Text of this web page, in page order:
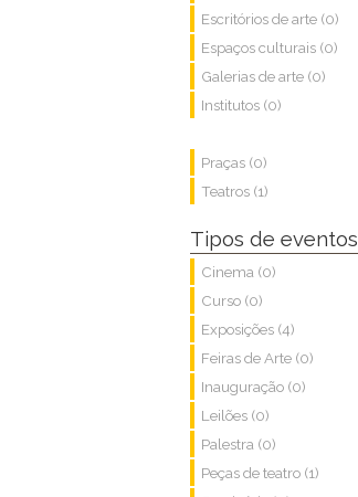
Escritórios de arte (0)
Espaços culturais (0)
Galerias de arte (0)
Institutos (0)
Praças (0)
Teatros (1)
Tipos de eventos
Cinema (0)
Curso (0)
Exposições (4)
Feiras de Arte (0)
Inauguração (0)
Leilões (0)
Palestra (0)
Peças de teatro (1)